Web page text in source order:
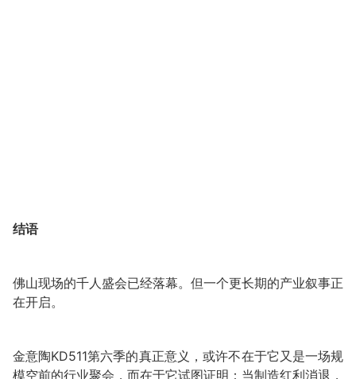
结语
佛山现场的千人盛会已经落幕。但一个更长期的产业叙事正
在开启。
金意陶KD511第六季的真正意义，或许不在于它又是一场规
模空前的行业聚会，而在于它试图证明：当制造红利消退，